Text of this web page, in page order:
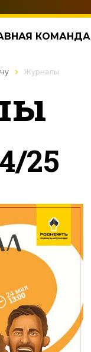
КОМАНДА
Журналы
25